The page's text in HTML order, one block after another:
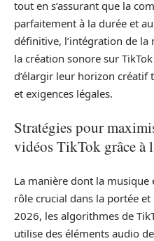
tout en s’assurant que la
parfaitement à la durée et
définitive, l’intégration de la
la création sonore sur
d’élargir leur horizon créatif
et exigences légales.
Stratégies pour
vidéos TikTok grâce à
La manière dont la musique
rôle crucial dans la portée
2026, les algorithmes de
utilise des éléments audio